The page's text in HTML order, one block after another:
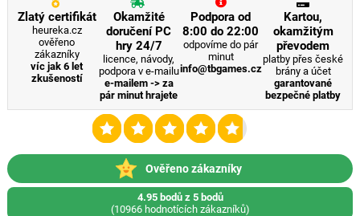
Zlatý certifikát
heureka.cz
ověřeno
zákazníky
víc jak 6 let
zkušeností
Okamžité
doručení PC
hry 24/7
licence, návody,
podpora v e-mailu
e-mailem -> za
pár minut hrajete
Podpora od
8:00 do 22:00
odpovíme do pár
minut
info@tbgames.cz
Kartou,
okamžitým
převodem
platby přes české
brány a účet
garantované
bezpečné platby
Ověřeno zákazníky
4.95 bodů z 5 bodů
(10966 hodnotících zákazníků)